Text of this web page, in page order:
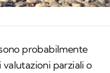
probabilmente
valutazioni parziali o